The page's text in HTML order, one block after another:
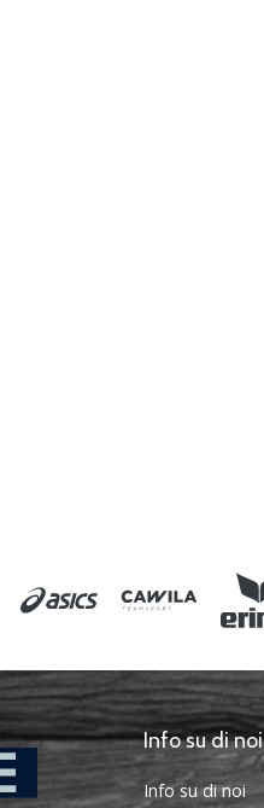
Info su di noi
Info su di noi